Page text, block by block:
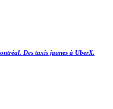
Des taxis jaunes à UberX.